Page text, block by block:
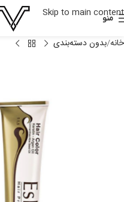
Skip to main content
منو
خانه بدون دسته‌بندی